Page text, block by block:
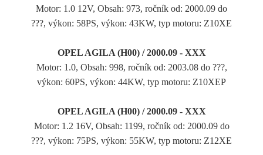
Motor: 1.0 12V, Obsah: 973, ročník od: 2000.09 do
???, výkon: 58PS, výkon: 43KW, typ motoru: Z10XE
OPEL AGILA (H00) / 2000.09 - XXX
Motor: 1.0, Obsah: 998, ročník od: 2003.08 do ???,
výkon: 60PS, výkon: 44KW, typ motoru: Z10XEP
OPEL AGILA (H00) / 2000.09 - XXX
Motor: 1.2 16V, Obsah: 1199, ročník od: 2000.09 do
???, výkon: 75PS, výkon: 55KW, typ motoru: Z12XE